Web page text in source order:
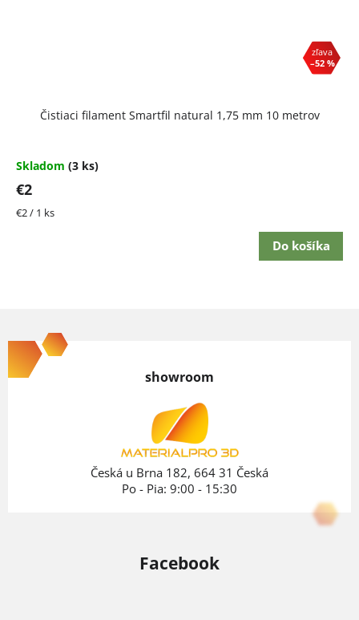
–52 %
Čistiaci filament Smartfil natural 1,75 mm 10 metrov
Skladom (3 ks)
€2
Jednotková
€2 / 1 ks
Do košíka
á
p
showroom
Česká u Brna 182, 664 31 Česká
Po - Pia: 9:00 - 15:30
Facebook